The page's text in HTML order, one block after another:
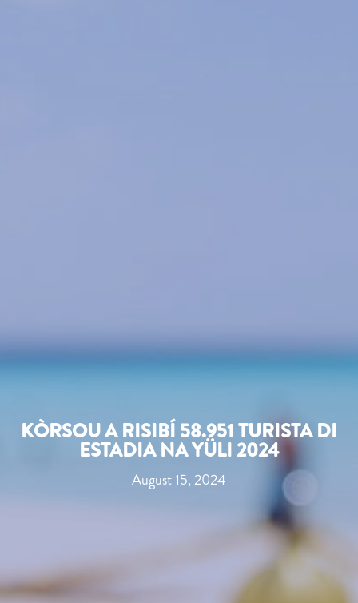
KÒRSOU A RISIBÍ 58.951 TURISTA DI
ESTADIA NA YÜLI 2024
August 15, 2024